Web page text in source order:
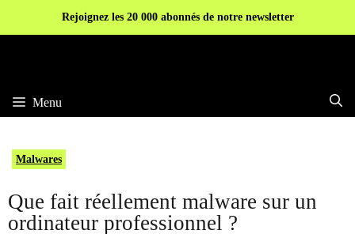
Rejoignez les 20 000 abonnés de notre newsletter
Menu
Malwares
Que fait réellement malware sur un
ordinateur professionnel ?